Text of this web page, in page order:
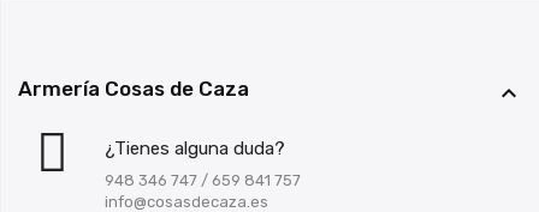
Armería Cosas de Caza 
¿Tienes alguna duda?
948 346 747 / 659 841 757
info@cosasdecaza.es